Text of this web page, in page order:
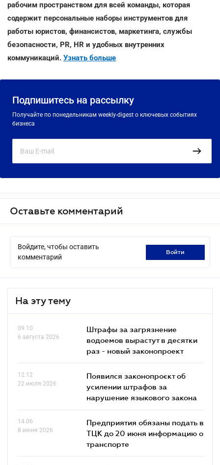
рабочим пространством для всей команды, которая
содержит персональные наборы инструментов для
работы юристов, финансистов, маркетинга, службы
безопасности, PR, HR и удобных внутренних
коммуникаций. Узнать больше
Подпишитесь на рассылку
Получайте по понедельникам weekly-digest о ключевых событиях
бизнеса
Оставьте комментарий
Войдите, чтобы оставить
комментарий
войти
На эту тему
09.10
6 августа 2026
Штрафы за загрязнение
водоемов вырастут в десятки
раз - новый законопроект
12.12
22 июля 2026
Появился законопроєкт об
усилении штрафов за
нарушение языкового закона
14.06
8 июня 2026
Предприятия обязаны подать в
ТЦК до 20 июня информацию о
транспорте